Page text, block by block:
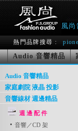
風
熱門品牌搜尋 :
Audio 音響精品
Audio 音響精品
家庭劇院 液晶 投影
音響線材 週邊精品
週 邊 配 件
音響／CD 架